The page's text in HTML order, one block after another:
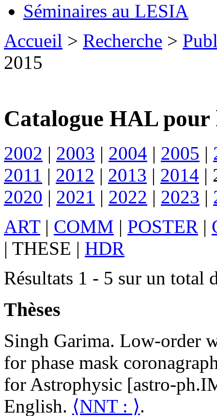
Séminaires au LESIA
Accueil > Recherche >
2015
Catalogue HAL pour
2002 | 2003 | 2004 | 2005 |
2011 | 2012 | 2013 | 2014 |
2020 | 2021 | 2022 | 2023 |
ART| COMM | POSTER |
| THESE | HDR
Résultats 1 - 5 sur un total
Thèses
Singh Garima. Low-order
for phase mask
for Astrophysic [astro-
English. ⟨NNT : ⟩.